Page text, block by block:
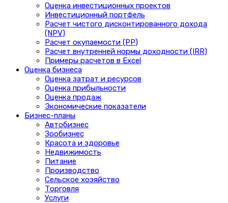
Оценка инвестиционных проектов
Инвестиционный портфель
Расчет чистого дисконтированного дохода
(NPV)
Расчет окупаемости (PP)
Расчет внутренней нормы доходности (IRR)
Примеры расчетов в Excel
Оценка бизнеса
Оценка затрат и ресурсов
Оценка прибыльности
Оценка продаж
Экономические показатели
Бизнес-планы
Автобизнес
Зообизнес
Красота и здоровье
Недвижимость
Питание
Производство
Сельское хозяйство
Торговля
Услуги